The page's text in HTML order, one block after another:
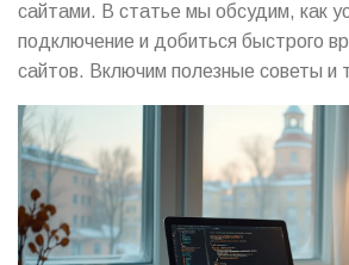
сайтами. В статье мы обсудим, как
подключение и добиться быстрого
сайтов. Включим полезные советы и
выбор правильного интернет-
использование инструментов
рассмотрим технические аспекты,
настроить ваш сайт для
представлена информация о
управления плагинами на веб-сайте.